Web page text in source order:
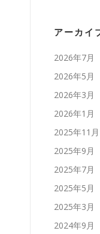
アーカイ
2026年7月
2026年5月
2026年3月
2026年1月
2025年11月
2025年9月
2025年7月
2025年5月
2025年3月
2024年9月